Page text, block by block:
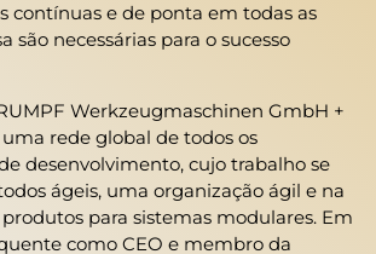
contínuas e de ponta em todas as
são necessárias para o sucesso
Werkzeugmaschinen GmbH +
uma rede global de todos os
desenvolvimento, cujo trabalho se
ágeis, uma organização ágil e na
para sistemas modulares. Em
como CEO e membro da